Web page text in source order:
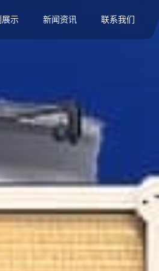
示 新闻资讯 联系我们